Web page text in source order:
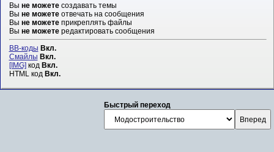
Вы не можетесоздавать темы
Вы не можетеотвечать на сообщения
Вы не можетеприкреплять файлы
Вы не можетередактировать сообщения
BB-коды Вкл.
Смайлы Вкл.
[IMG] код Вкл.
HTML код Вкл.
Быстрый переход